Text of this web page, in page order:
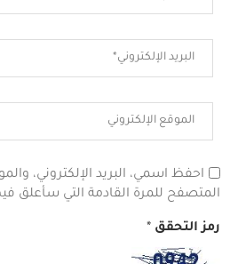
احفظ اسمي، البريد الإلكتروني،
المتصفح للمرة القادمة التي سأعلق
رمز التحقق *